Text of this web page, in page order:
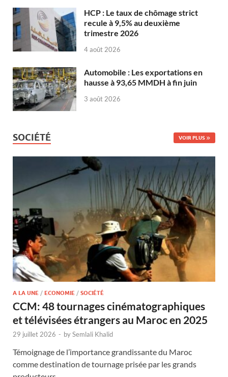
HCP : Le taux de chômage strict
recule à 9,5% au deuxième
trimestre 2026
4 août 2026
Automobile : Les exportations en
hausse à 93,65 MMDH à fin juin
3 août 2026
SOCIÉTÉ VOIR PLUS
A LA UNE / ECONOMIE / SOCIÉTÉ
CCM: 48 tournages cinématographiques
et télévisées étrangers au Maroc en 2025
29 juillet 2026 - bySemlali Khalid
Témoignage de l’importance grandissante du Maroc
comme destination de tournage prisée par les grands